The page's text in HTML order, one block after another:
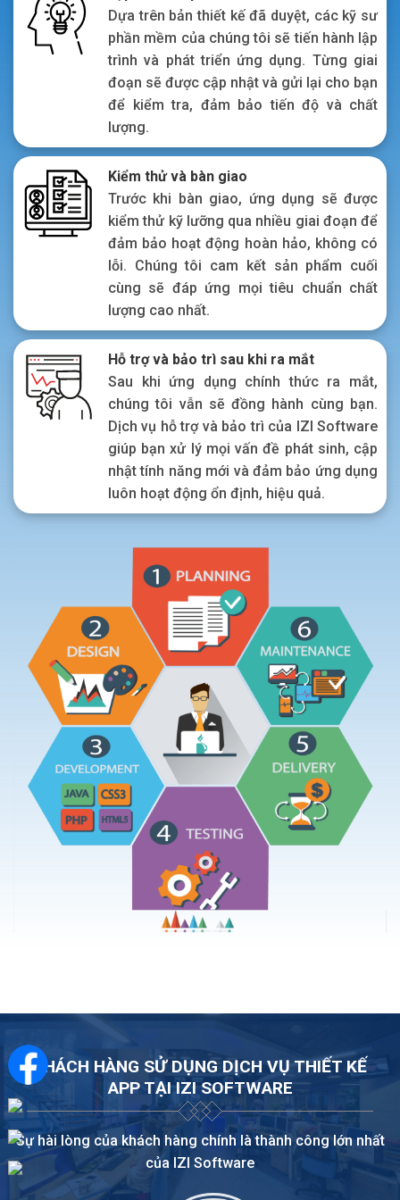
Dựa trên bản thiết kế đã duyệt, các kỹ sư
phần mềm của chúng tôi sẽ tiến hành lập
trình và phát triển ứng dụng. Từng giai
đoạn sẽ được cập nhật và gửi lại cho bạn
để kiểm tra, đảm bảo tiến độ và chất
lượng.
Kiểm thử và bàn giao
Trước khi bàn giao, ứng dụng sẽ được
kiểm thử kỹ lưỡng qua nhiều giai đoạn để
đảm bảo hoạt động hoàn hảo, không có
lỗi. Chúng tôi cam kết sản phẩm cuối
cùng sẽ đáp ứng mọi tiêu chuẩn chất
lượng cao nhất.
Hỗ trợ và bảo trì sau khi ra mắt
Sau khi ứng dụng chính thức ra mắt,
chúng tôi vẫn sẽ đồng hành cùng bạn.
Dịch vụ hỗ trợ và bảo trì của IZI Software
giúp bạn xử lý mọi vấn đề phát sinh, cập
nhật tính năng mới và đảm bảo ứng dụng
luôn hoạt động ổn định, hiệu quả.
KHÁCH HÀNG SỬ DỤNG DỊCH VỤ THIẾT KẾ
APP TẠI IZI SOFTWARE
Sự hài lòng của khách hàng chính là thành công lớn nhất
của IZI Software